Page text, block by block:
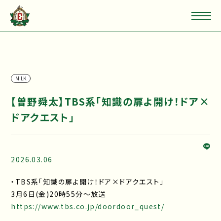
M!LK
【曽野舜太】TBS系「知識の扉よ開け！ドア×
ドアクエスト」
2026.03.06
・TBS系「知識の扉よ開け！ドア×ドアクエスト」
3月6日(金)20時55分〜放送
https://www.tbs.co.jp/doordoor_quest/